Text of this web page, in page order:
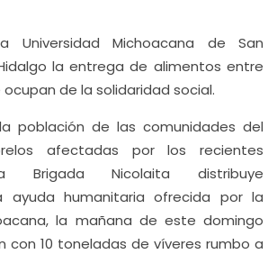
Universidad Michoacana de San
la entrega de alimentos entre
de la solidaridad social.
población de las comunidades del
afectadas por los recientes
Brigada Nicolaita distribuye
ayuda humanitaria ofrecida por la
la mañana de este domingo
con 10 toneladas de víveres rumbo a